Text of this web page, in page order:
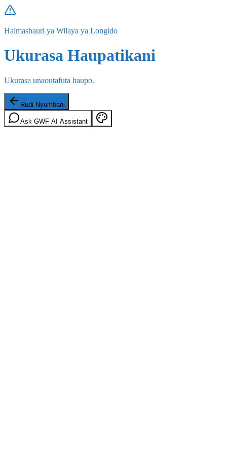
Halmashauri ya Wilaya ya Longido
Ukurasa Haupatikani
Ukurasa unaoutafuta haupo.
Rudi Nyumbani
Ask GWF AI Assistant